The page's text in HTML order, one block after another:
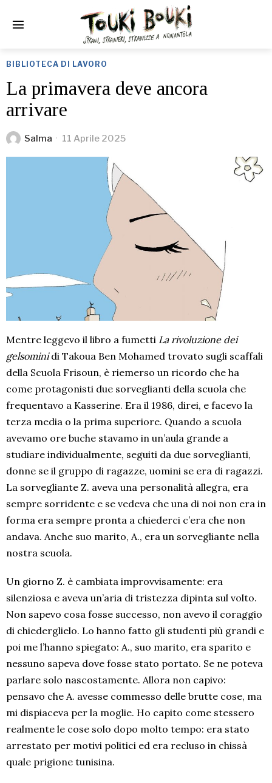
BIBLIOTECA DI LAVORO
La primavera deve ancora
arrivare
Salma 11 Aprile 2025
Mentre leggevo il libro a fumetti La rivoluzione dei
gelsominidi Takoua Ben Mohamed trovato sugli scaffali
della Scuola Frisoun, è riemerso un ricordo che ha
come protagonisti due sorveglianti della scuola che
frequentavo a Kasserine. Era il 1986, direi, e facevo la
terza media o la prima superiore. Quando a scuola
avevamo ore buche stavamo in un’aula grande a
studiare individualmente, seguiti da due sorveglianti,
donne se il gruppo di ragazze, uomini se era di ragazzi.
La sorvegliante Z. aveva una personalità allegra, era
sempre sorridente e se vedeva che una di noi non era in
forma era sempre pronta a chiederci c’era che non
andava. Anche suo marito, A., era un sorvegliante nella
nostra scuola.
Un giorno Z. è cambiata improvvisamente: era
silenziosa e aveva un’aria di tristezza dipinta sul volto.
Non sapevo cosa fosse successo, non avevo il coraggio
di chiederglielo. Lo hanno fatto gli studenti più grandi e
poi me l’hanno spiegato: A., suo marito, era sparito e
nessuno sapeva dove fosse stato portato. Se ne poteva
parlare solo nascostamente. Allora non capivo:
pensavo che A. avesse commesso delle brutte cose, ma
mi dispiaceva per la moglie. Ho capito come stessero
realmente le cose solo dopo molto tempo: era stato
arrestato per motivi politici ed era recluso in chissà
quale prigione tunisina.